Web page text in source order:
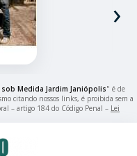
›
Medida Jardim Janiópolis" é de
citando nossos links, é proibida sem a
– artigo 184 do Código Penal – Lei